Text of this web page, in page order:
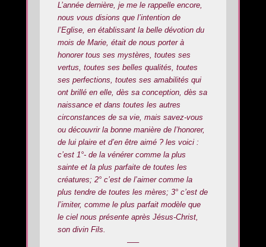
L’année dernière, je me le rappelle encore,
nous vous disions que l’intention de
l’Eglise, en établissant la belle dévotion du
mois de Marie, était de nous porter à
honorer tous ses mystères, toutes ses
vertus, toutes ses belles qualités, toutes
ses perfections, toutes ses amabilités qui
ont brillé en elle, dès sa conception, dès sa
naissance et dans toutes les autres
circonstances de sa vie, mais savez-vous
ou découvrir la bonne manière de l’honorer,
de lui plaire et d’en être aimé ? les voici :
c’est 1°- de la vénérer comme la plus
sainte et la plus parfaite de toutes les
créatures; 2° c’est de l’aimer comme la
plus tendre de toutes les mères; 3° c’est de
l’imiter, comme le plus parfait modèle que
le ciel nous présente après Jésus-Christ,
son divin Fils.
—–